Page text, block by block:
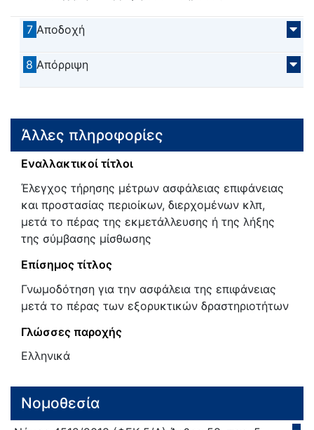
7 Αποδοχή
8 Απόρριψη
Άλλες πληροφορίες
Εναλλακτικοί τίτλοι
Έλεγχος τήρησης μέτρων ασφάλειας επιφάνειας
και προστασίας περιοίκων, διερχομένων κλπ,
μετά το πέρας της εκμετάλλευσης ή της λήξης
της σύμβασης μίσθωσης
Επίσημος τίτλος
Γνωμοδότηση για την ασφάλεια της επιφάνειας
μετά το πέρας των εξορυκτικών δραστηριοτήτων
Γλώσσες παροχής
Ελληνικά
Νομοθεσία